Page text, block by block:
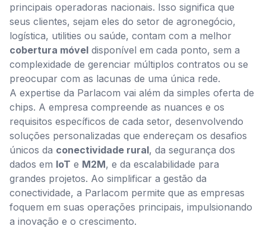
principais operadoras nacionais. Isso significa que
seus clientes, sejam eles do setor de agronegócio,
logística, utilities ou saúde, contam com a melhor
cobertura móvel disponível em cada ponto, sem a
complexidade de gerenciar múltiplos contratos ou se
preocupar com as lacunas de uma única rede.
A expertise da Parlacom vai além da simples oferta de
chips. A empresa compreende as nuances e os
requisitos específicos de cada setor, desenvolvendo
soluções personalizadas que endereçam os desafios
únicos da conectividade rural, da segurança dos
dados em IoT e M2M, e da escalabilidade para
grandes projetos. Ao simplificar a gestão da
conectividade, a Parlacom permite que as empresas
foquem em suas operações principais, impulsionando
a inovação e o crescimento.